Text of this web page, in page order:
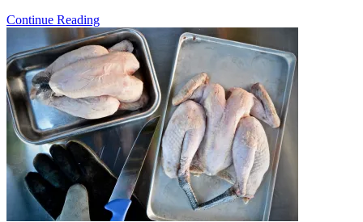
Continue Reading